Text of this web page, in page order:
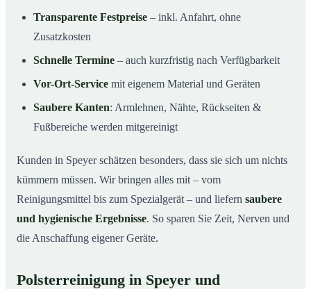
Transparente Festpreise – inkl. Anfahrt, ohne
Zusatzkosten
Schnelle Termine – auch kurzfristig nach Verfügbarkeit
Vor-Ort-Service mit eigenem Material und Geräten
Saubere Kanten: Armlehnen, Nähte, Rückseiten &
Fußbereiche werden mitgereinigt
Kunden in Speyer schätzen besonders, dass sie sich um nichts
kümmern müssen. Wir bringen alles mit – vom
Reinigungsmittel bis zum Spezialgerät – und liefern saubere
und hygienische Ergebnisse. So sparen Sie Zeit, Nerven und
die Anschaffung eigener Geräte.
Polsterreinigung in Speyer und